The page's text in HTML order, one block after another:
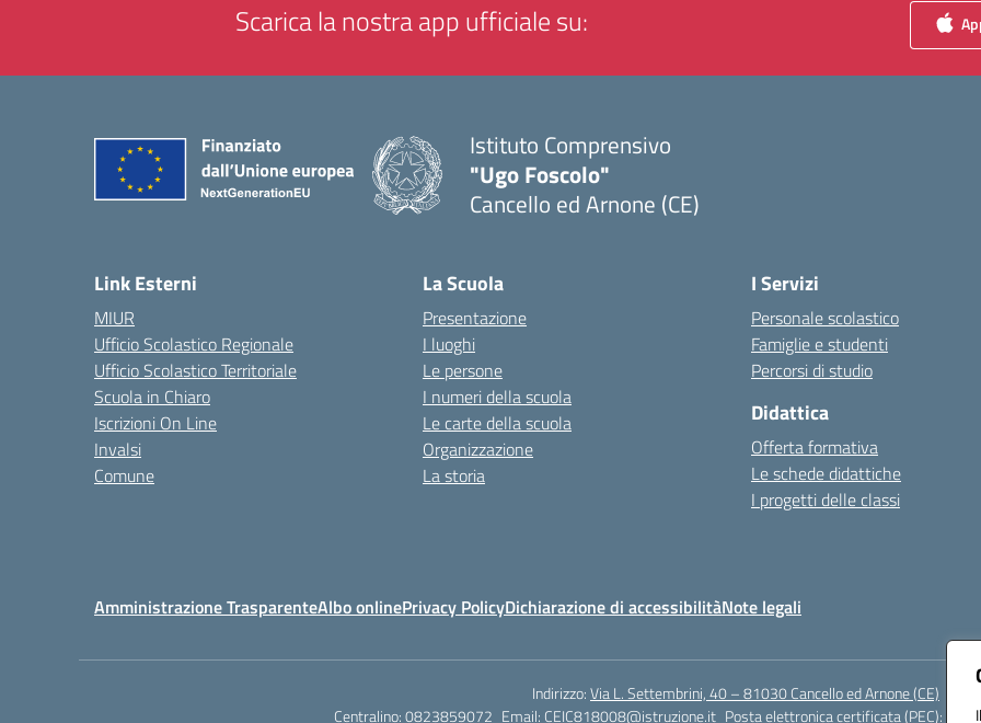
Scarica la nostra app ufficiale su:
Istituto Comprensivo
"Ugo Foscolo"
Cancello ed Arnone (CE)
Link Esterni
MIUR
Ufficio Scolastico Regionale
Ufficio Scolastico Territoriale
Scuola in Chiaro
Iscrizioni On Line
Invalsi
Comune
La Scuola
Presentazione
I luoghi
Le persone
I numeri della scuola
Le carte della scuola
Organizzazione
La storia
I Servizi
Personale scolastico
Famiglie e studenti
Percorsi di studio
Didattica
Offerta formativa
Le schede didattiche
I progetti delle classi
Amministrazione TrasparenteAlbo onlinePrivacy PolicyDichiarazione di accessibilitàNote legali
Indirizzo:Via L. Settembrini, 40 – 81030 Cancello ed Arnone (CE)
Centralino:0823859072 Email: CEIC818008@istruzione.it Posta elettronica certificata (PEC):